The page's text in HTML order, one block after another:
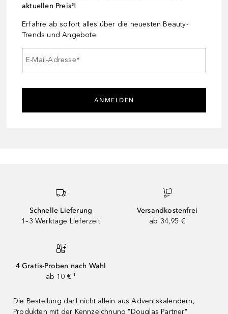
aktuellen Preis²!
Erfahre ab sofort alles über die neuesten Beauty-
Trends und Angebote.
E-Mail-Adresse*
ANMELDEN
Schnelle Lieferung
1–3 Werktage Lieferzeit
Versandkostenfrei
ab 34,95 €
4 Gratis-Proben nach Wahl
ab 10 € ¹
Die Bestellung darf nicht allein aus Adventskalendern,
Produkten mit der Kennzeichnung "Douglas Partner"